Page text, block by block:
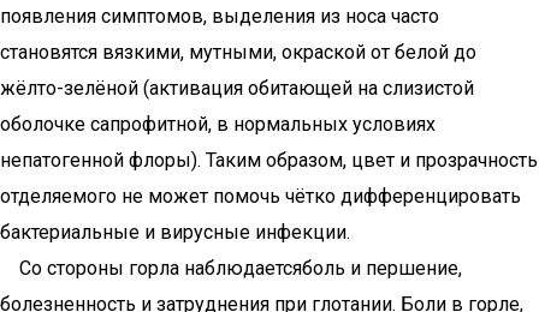
появления симптомов, выделения из носа часто
становятся вязкими, мутными, окраской от белой до
жёлто-зелёной (активация обитающей на слизистой
оболочке сапрофитной, в нормальных условиях
непатогенной флоры). Таким образом, цвет и прозрачность
отделяемого не может помочь чётко дифференцировать
бактериальные и вирусные инфекции.
Со стороны горла наблюдаетсяболь и першение,
болезненность и затруднения при глотании. Боли в горле,